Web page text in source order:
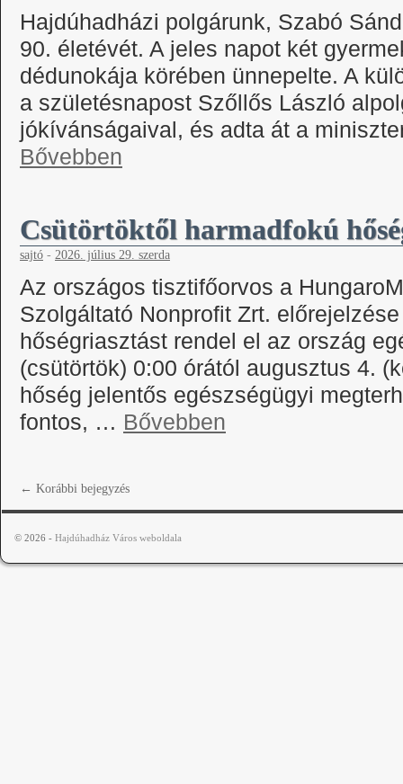
Hajdúhadházi polgárunk, Szabó
90. életévét. A jeles napot két
dédunokája körében ünnepelte. A
a születésnapost Szőllős László
jókívánságaival, és adta át a
Bővebben
Csütörtöktől harmadfokú
sajtó - 2026. július 29. szerda
Az országos tisztifőorvos a
Szolgáltató Nonprofit Zrt.
hőségriasztást rendel el az ország
(csütörtök) 0:00 órától augusztus 4.
hőség jelentős egészségügyi
fontos, … Bővebben
← Korábbi bejegyzés
© 2026 - Hajdúhadház Város weboldala